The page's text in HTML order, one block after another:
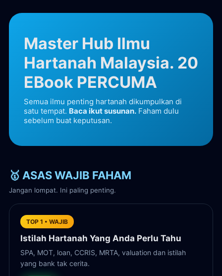
Master Hub Ilmu
Hartanah Malaysia. 20
EBook PERCUMA
Semua ilmu penting hartanah dikumpulkan di
satu tempat. Baca ikut susunan. Faham dulu
sebelum buat keputusan.
🥇 ASAS WAJIB FAHAM
Jangan lompat. Ini paling penting.
TOP 1 • WAJIB
Istilah Hartanah Yang Anda Perlu Tahu
SPA, MOT, loan, CCRIS, MRTA, valuation dan istilah
yang bank tak cerita.